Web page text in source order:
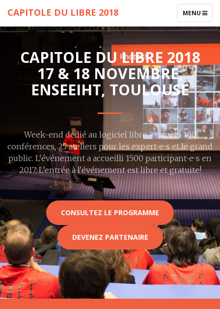
TOGGLE
MENU
CAPITOLE DU LIBRE 2018
CAPITOLE DU LIBRE 2018
17 & 18 NOVEMBRE,
ENSEEIHT, TOULOUSE
Week-end dédié au logiciel libre à travers 100
conférences, 25 ateliers pour les expert⋅e⋅s et le grand
public. L'événement a accueilli 1500 participant⋅e⋅s en
2017. L'entrée à l'événement est libre et gratuite!
CONSULTEZ LE PROGRAMME
DEVENEZ PARTENAIRE